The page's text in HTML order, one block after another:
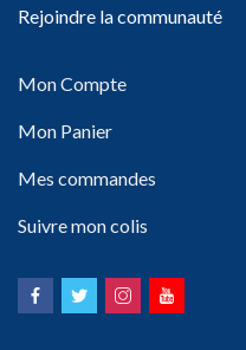
Rejoindre la communauté
Mon Compte
Mon Panier
Mes commandes
Suivre mon colis